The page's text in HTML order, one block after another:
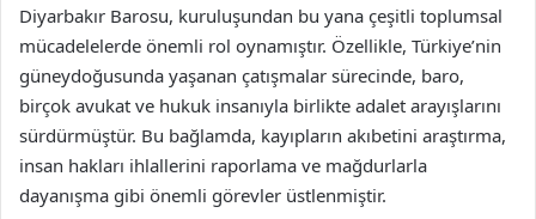
Diyarbakır Barosu, kuruluşundan bu yana çeşitli toplumsal
mücadelelerde önemli rol oynamıştır. Özellikle, Türkiye’nin
güneydoğusunda yaşanan çatışmalar sürecinde, baro,
birçok avukat ve hukuk insanıyla birlikte adalet arayışlarını
sürdürmüştür. Bu bağlamda, kayıpların akıbetini araştırma,
insan hakları ihlallerini raporlama ve mağdurlarla
dayanışma gibi önemli görevler üstlenmiştir.